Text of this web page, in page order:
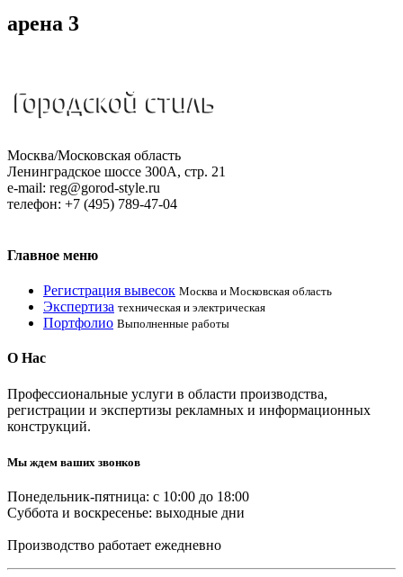
арена 3
Москва/Московская область
Ленинградское шоссе 300А, стр. 21
e-mail: reg@gorod-style.ru
телефон: +7 (495) 789-47-04
Главное меню
Регистрация вывесок Москва и Московская область
Экспертиза техническая и электрическая
Портфолио Выполненные работы
О Нас
Профессиональные услуги в области производcтва,
регистрации и экспертизы рекламных и информационных
конструкций.
Мы ждем ваших звонков
Понедельник-пятница: с 10:00 до 18:00
Суббота и воскресенье: выходные дни
Производство работает ежедневно